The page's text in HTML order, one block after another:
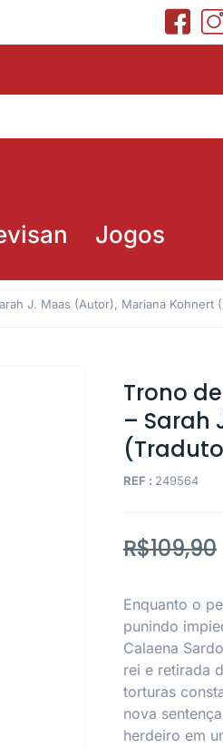
Jogos
J. Maas (Autor), Mariana Kohnert
Trono
– Sarah
REF : 249564
R$109,90
Enquanto o
punindo
Calaena
rei e retirada
torturas
nova
herdeiro em